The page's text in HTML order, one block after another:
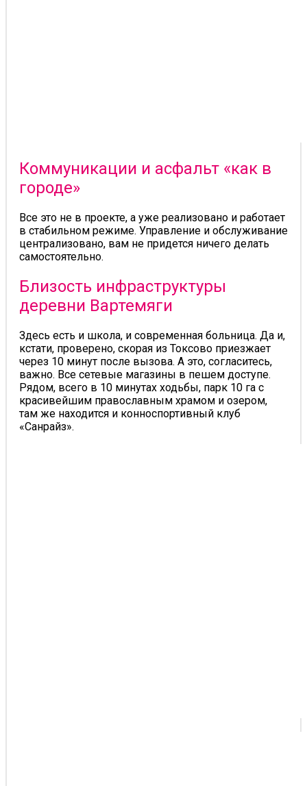
Коммуникации и асфальт «как в
городе»
Все это не в проекте, а уже реализовано и работает
в стабильном режиме. Управление и обслуживание
централизовано, вам не придется ничего делать
самостоятельно.
Близость инфраструктуры
деревни Вартемяги
Здесь есть и школа, и современная больница. Да и,
кстати, проверено, скорая из Токсово приезжает
через 10 минут после вызова. А это, согласитесь,
важно. Все сетевые магазины в пешем доступе.
Рядом, всего в 10 минутах ходьбы, парк 10 га с
красивейшим православным храмом и озером,
там же находится и конноспортивный клуб
«Санрайз».